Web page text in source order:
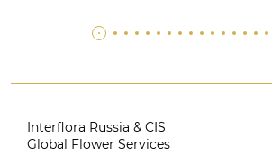
Interflora Russia & CIS
Global Flower Services